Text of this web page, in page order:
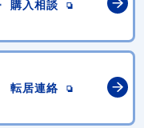
購入相談
転居連絡